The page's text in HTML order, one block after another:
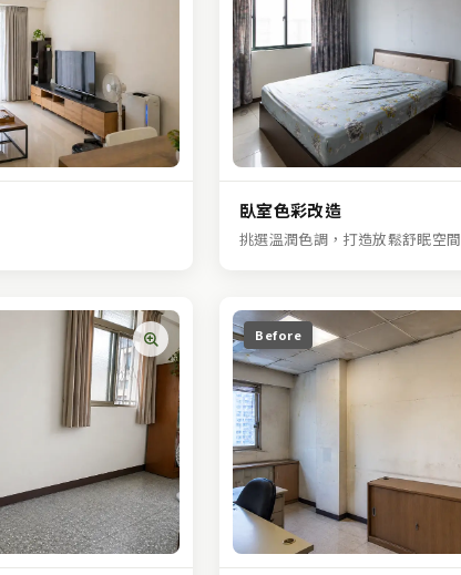
臥室色彩改造
挑選溫潤色調，打造放鬆舒眠空間
Before